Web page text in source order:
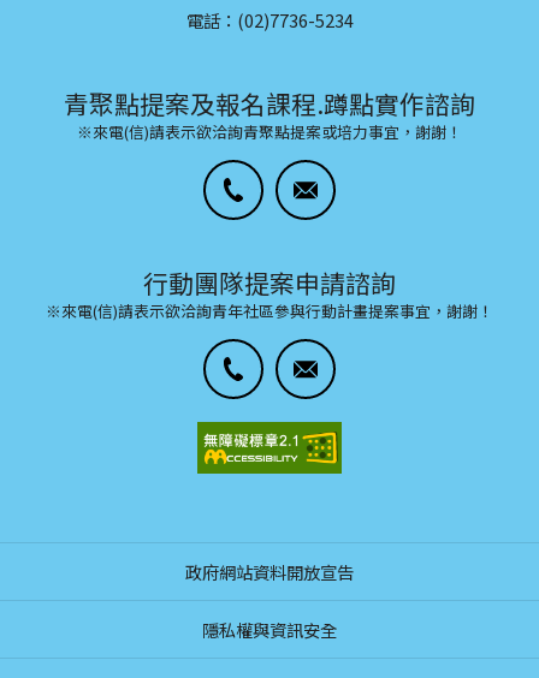
電話：(02)7736-5234
青聚點提案及報名課程.蹲點實作諮詢
※來電(信)請表示欲洽詢青聚點提案或培力事宜，謝謝！
行動團隊提案申請諮詢
※來電(信)請表示欲洽詢青年社區參與行動計畫提案事宜，謝謝！
政府網站資料開放宣告
隱私權與資訊安全